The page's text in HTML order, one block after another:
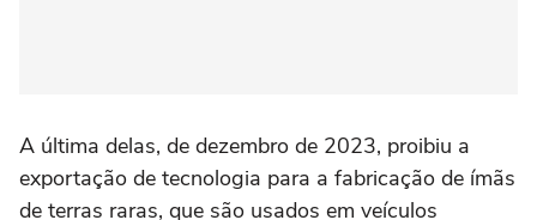
A última delas, de dezembro de 2023, proibiu a
exportação de tecnologia para a fabricação de ímãs
de terras raras, que são usados em veículos